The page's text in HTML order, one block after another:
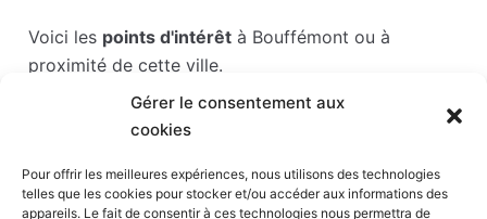
Gérer le consentement aux
cookies
Pour offrir les meilleures expériences, nous utilisons des technologies
telles que les cookies pour stocker et/ou accéder aux informations des
appareils. Le fait de consentir à ces technologies nous permettra de
Voici les points d'intérêt à Bouffémont ou à
proximité de cette ville.
Les points d'intérêts sont généralement bien
desservis en matière de transports. Si vous cliquez
sur l'un des liens ci-dessous, vous en saurez plus
sur l'accessibilité en taxi et la proximité des